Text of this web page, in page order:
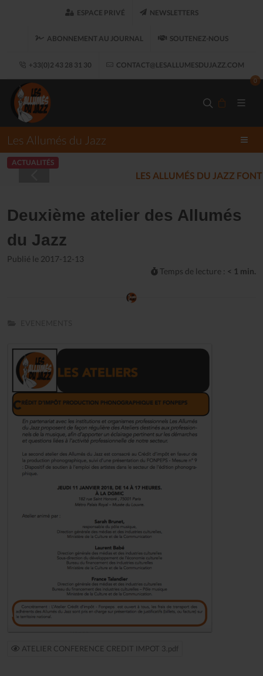
ESPACE PRIVÉ NEWSLETTERS
ABONNEMENT AU JOURNAL SOUTENEZ-NOUS
+33(0)2 43 28 31 30 CONTACT@LESALLUMESDUJAZZ.COM
0
Les Allumés du Jazz
ACTUALITÉS
LES ALLUMÉS DU JAZZ FONT SALON, LE
Deuxième atelier des Allumés
du Jazz
Publié le 2017-12-13
Temps de lecture : < 1 min.
ATELIER CONFERENCE CREDIT IMPOT 3.pdf